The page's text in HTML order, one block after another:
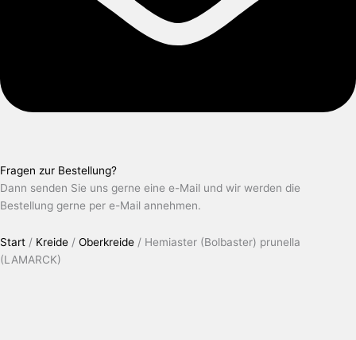
Fragen zur Bestellung?
Dann senden Sie uns gerne eine e-Mail und wir werden die
Bestellung gerne per e-Mail annehmen.
Start / Kreide / Oberkreide / Hemiaster (Bolbaster) prunella
(LAMARCK)